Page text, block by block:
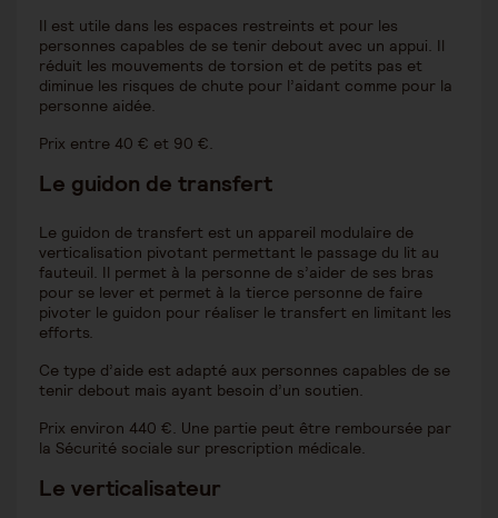
Il est utile dans les espaces restreints et pour les
personnes capables de se tenir debout avec un appui. Il
réduit les mouvements de torsion et de petits pas et
diminue les risques de chute pour l’aidant comme pour la
personne aidée.
Prix entre 40 € et 90 €.
Le guidon de transfert
Le guidon de transfert est un appareil modulaire de
verticalisation pivotant permettant le passage du lit au
fauteuil. Il permet à la personne de s’aider de ses bras
pour se lever et permet à la tierce personne de faire
pivoter le guidon pour réaliser le transfert en limitant les
efforts.
Ce type d’aide est adapté aux personnes capables de se
tenir debout mais ayant besoin d’un soutien.
Prix environ 440 €. Une partie peut être remboursée par
la Sécurité sociale sur prescription médicale.
Le verticalisateur